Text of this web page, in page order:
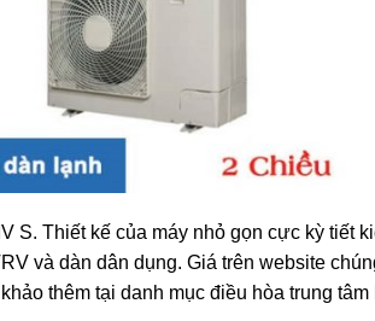
S. Thiết kế của máy nhỏ gọn cực kỳ tiết
và dàn dân dụng. Giá trên website
thêm tại danh mục điều hòa trung tâm